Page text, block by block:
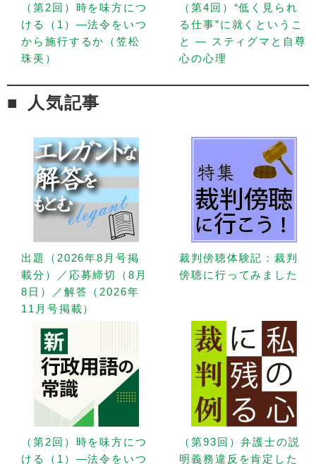
（第2回）時を味方につ
ける（1）—法令をいつ
から施行するか（笠松
珠美）
（第4回）“低く見られ
る仕事”に就くというこ
と — スティグマと自尊
心の心理
人気記事
出題（2026年8月号掲
載分）／応募締切（8月
8日）／解答（2026年
11月号掲載）
裁判傍聴体験記：裁判
傍聴に行ってみました
（第2回）時を味方につ
ける（1）—法令をいつ
（第93回）弁護士の説
明義務違反を肯定した